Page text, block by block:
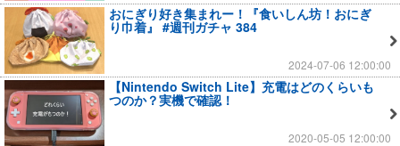
おにぎり好き集まれー！『食いしん坊！おにぎ
り巾着』 #週刊ガチャ 384
2024-07-06 12:00:00
【Nintendo Switch Lite】充電はどのくらいも
つのか？実機で確認！
2020-05-05 12:00:00